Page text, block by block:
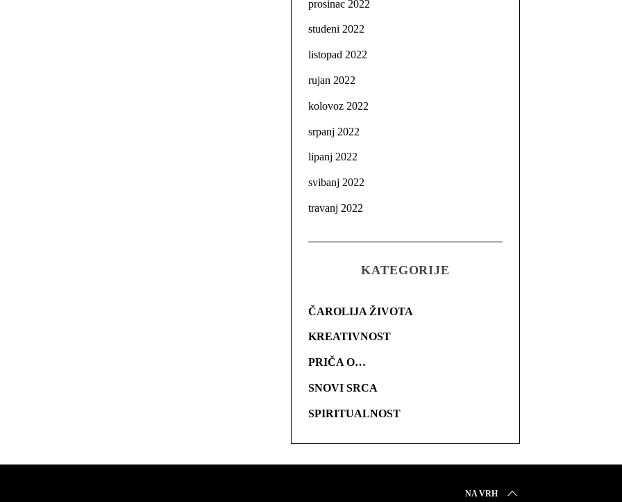
prosinac 2022
studeni 2022
listopad 2022
rujan 2022
kolovoz 2022
srpanj 2022
lipanj 2022
svibanj 2022
travanj 2022
KATEGORIJE
ČAROLIJA ŽIVOTA
KREATIVNOST
PRIČA O…
SNOVI SRCA
SPIRITUALNOST
NA VRH